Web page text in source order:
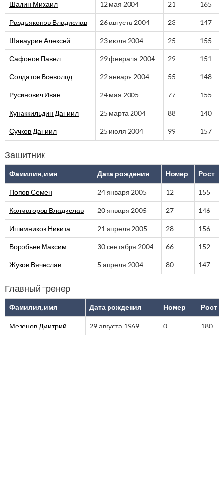
Шалин Михаил 12 мая 2004 21 165
Раздъяконов Владислав 26 августа 2004 23 147
Шанаурин Алексей 23 июля 2004 25 155
Сафонов Павел 29 февраля 2004 29 151
Солдатов Всеволод 22 января 2004 55 148
Русинович Иван 24 мая 2005 77 155
Кунаккильдин Даниил 25 марта 2004 88 140
Сучков Даниил 25 июля 2004 99 157
Защитник
Фамилия, имя Дата рождения Номер Рост
Попов Семен 24 января 2005 12 155
Колмагоров Владислав 20 января 2005 27 146
Ишимников Никита 21 апреля 2005 28 156
Воробьев Максим 30 сентября 2004 66 152
Жуков Вячеслав 5 апреля 2004 80 147
Главный тренер
Фамилия, имя Дата рождения Номер Рост
Мезенов Дмитрий 29 августа 1969 0 180